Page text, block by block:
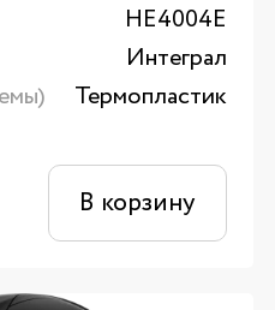
HE4004E
Интеграл
Термопластик
В корзину